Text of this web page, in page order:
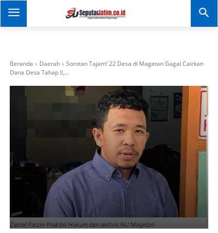
SEPUTAR JATIM
Portal Informasi Dan
Beranda Daerah
Sorotan Tajam! 22 Desa di Magetan Gagal Cairkan
Dana Desa Tahap II,...
Zainal Faizin Praktisi Hukum dan aktivis NU Magetan